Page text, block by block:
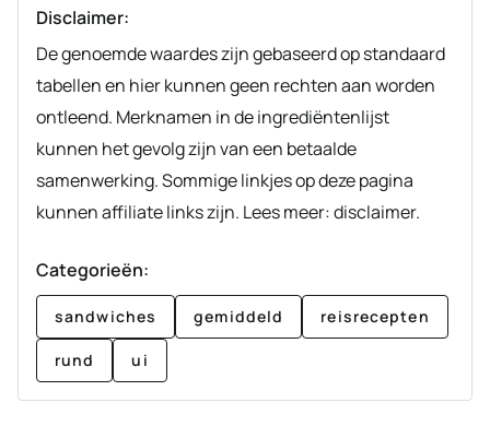
Disclaimer:
De genoemde waardes zijn gebaseerd op standaard
tabellen en hier kunnen geen rechten aan worden
ontleend. Merknamen in de ingrediëntenlijst
kunnen het gevolg zijn van een betaalde
samenwerking. Sommige linkjes op deze pagina
kunnen affiliate links zijn. Lees meer: disclaimer.
Categorieën:
sandwiches gemiddeld reisrecepten
rund ui